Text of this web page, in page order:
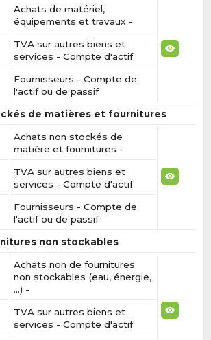
Achats de matériel,
équipements et travaux -
TVA sur autres biens et
services - Compte d'actif
Fournisseurs - Compte de
l'actif ou de passif
de matières et fournitures
Achats non stockés de
matière et fournitures -
TVA sur autres biens et
services - Compte d'actif
Fournisseurs - Compte de
l'actif ou de passif
non stockables
Achats non de fournitures
non stockables (eau, énergie,
…) -
TVA sur autres biens et
services - Compte d'actif